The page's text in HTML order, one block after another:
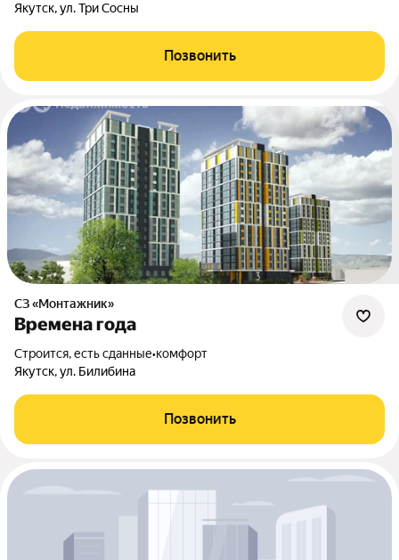
Якутск, ул. Три Сосны
Позвонить
СЗ «Монтажник»
Времена года
Строится, есть сданные•комфорт
Якутск, ул. Билибина
Позвонить